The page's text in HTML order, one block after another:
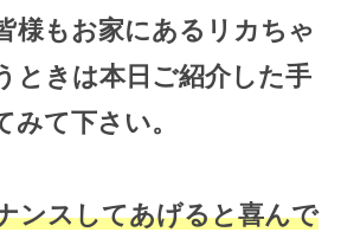
様もお家にあるリカちゃ
ときは本日ご紹介した手
みて下さい。
ンスしてあげると喜んで